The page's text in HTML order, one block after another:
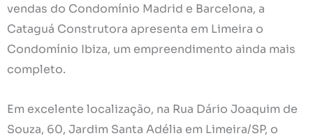
vendas do Condomínio Madrid e Barcelona, a
Cataguá Construtora apresenta em Limeira o
Condomínio Ibiza, um empreendimento ainda mais
completo.
Em excelente localização, na Rua Dário Joaquim de
Souza, 60, Jardim Santa Adélia em Limeira/SP, o